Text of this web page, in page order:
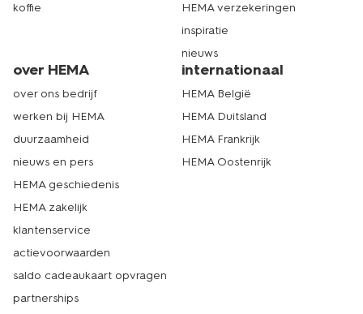
koffie
HEMA verzekeringen
inspiratie
nieuws
over HEMA
over ons bedrijf
werken bij HEMA
duurzaamheid
nieuws en pers
HEMA geschiedenis
HEMA zakelijk
klantenservice
actievoorwaarden
saldo cadeaukaart opvragen
partnerships
internationaal
HEMA België
HEMA Duitsland
HEMA Frankrijk
HEMA Oostenrijk